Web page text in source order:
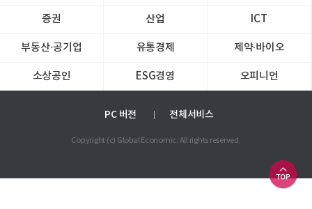
증권 산업 ICT
부동산·공기업 유통경제 제약∙바이오
소상공인 ESG경영 오피니언
PC 버전 전체서비스
Copyright (c) Global Economic. All rights reserved.